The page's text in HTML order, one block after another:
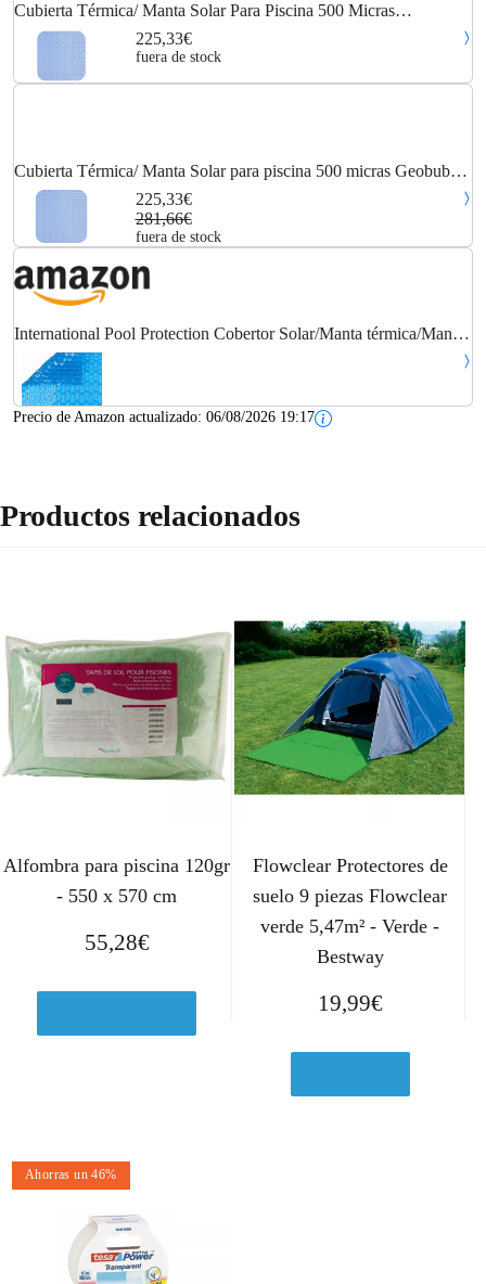
Cubierta Térmica/ Manta Solar Para Piscina 500 Micras
Geobubble Coolguard 7,5 X 2,5m Sin Refuerzo
225,33€
fuera de stock
Cubierta Térmica/ Manta Solar para piscina 500 micras Geobubble
CoolGuard 7,5 x 2,5m sin refuerzo
225,33€
281,66€
fuera de stock
International Pool Protection Cobertor Solar/Manta térmica/Manta
térmica de 500 micras Geo Bubble de 6 x 4.5m.
Precio de Amazon actualizado: 06/08/2026 19:17
Productos relacionados
Alfombra para piscina 120gr
- 550 x 570 cm
55,28€
Flowclear Protectores de
suelo 9 piezas Flowclear
verde 5,47m² - Verde -
Bestway
19,99€
Ahorras un 46%